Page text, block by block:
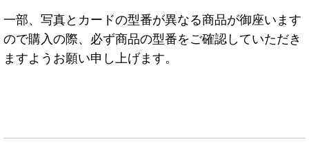
一部、写真とカードの型番が異なる商品が御座います
ので購入の際、必ず商品の型番をご確認していただき
ますようお願い申し上げます。